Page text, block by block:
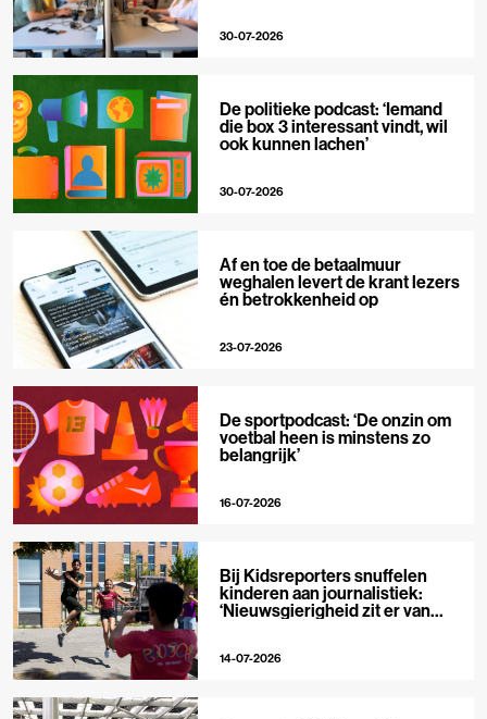
30-07-2026
De politieke podcast: ‘Iemand
die box 3 interessant vindt, wil
ook kunnen lachen’
30-07-2026
Af en toe de betaalmuur
weghalen levert de krant lezers
én betrokkenheid op
23-07-2026
De sportpodcast: ‘De onzin om
voetbal heen is minstens zo
belangrijk’
16-07-2026
Bij Kidsreporters snuffelen
kinderen aan journalistiek:
‘Nieuwsgierigheid zit er van
14-07-2026